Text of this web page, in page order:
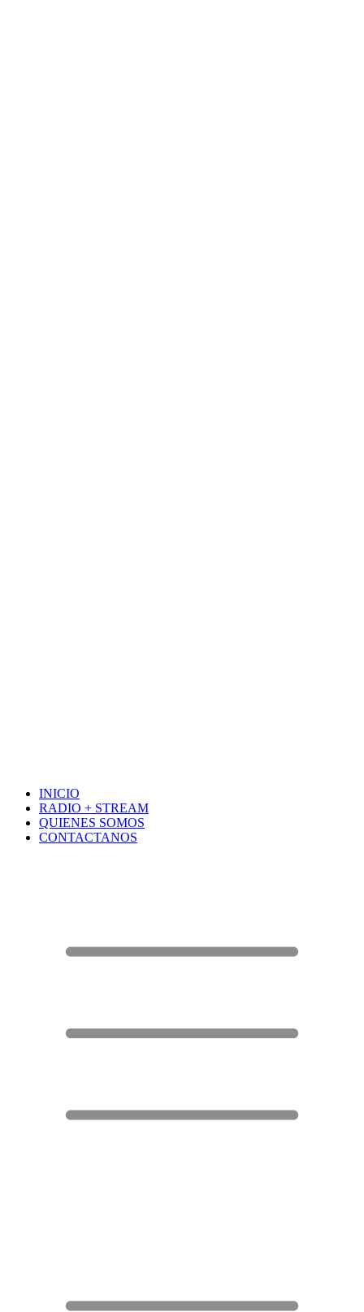
INICIO
RADIO + STREAM
QUIENES SOMOS
CONTACTANOS